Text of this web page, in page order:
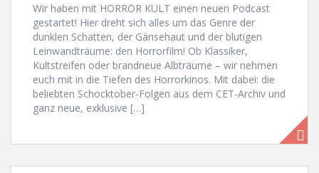
Wir haben mit HORROR KULT einen neuen Podcast
gestartet! Hier dreht sich alles um das Genre der
dunklen Schatten, der Gänsehaut und der blutigen
Leinwandträume: den Horrorfilm! Ob Klassiker,
Kultstreifen oder brandneue Albträume – wir nehmen
euch mit in die Tiefen des Horrorkinos. Mit dabei: die
beliebten Schocktober-Folgen aus dem CET-Archiv und
ganz neue, exklusive […]